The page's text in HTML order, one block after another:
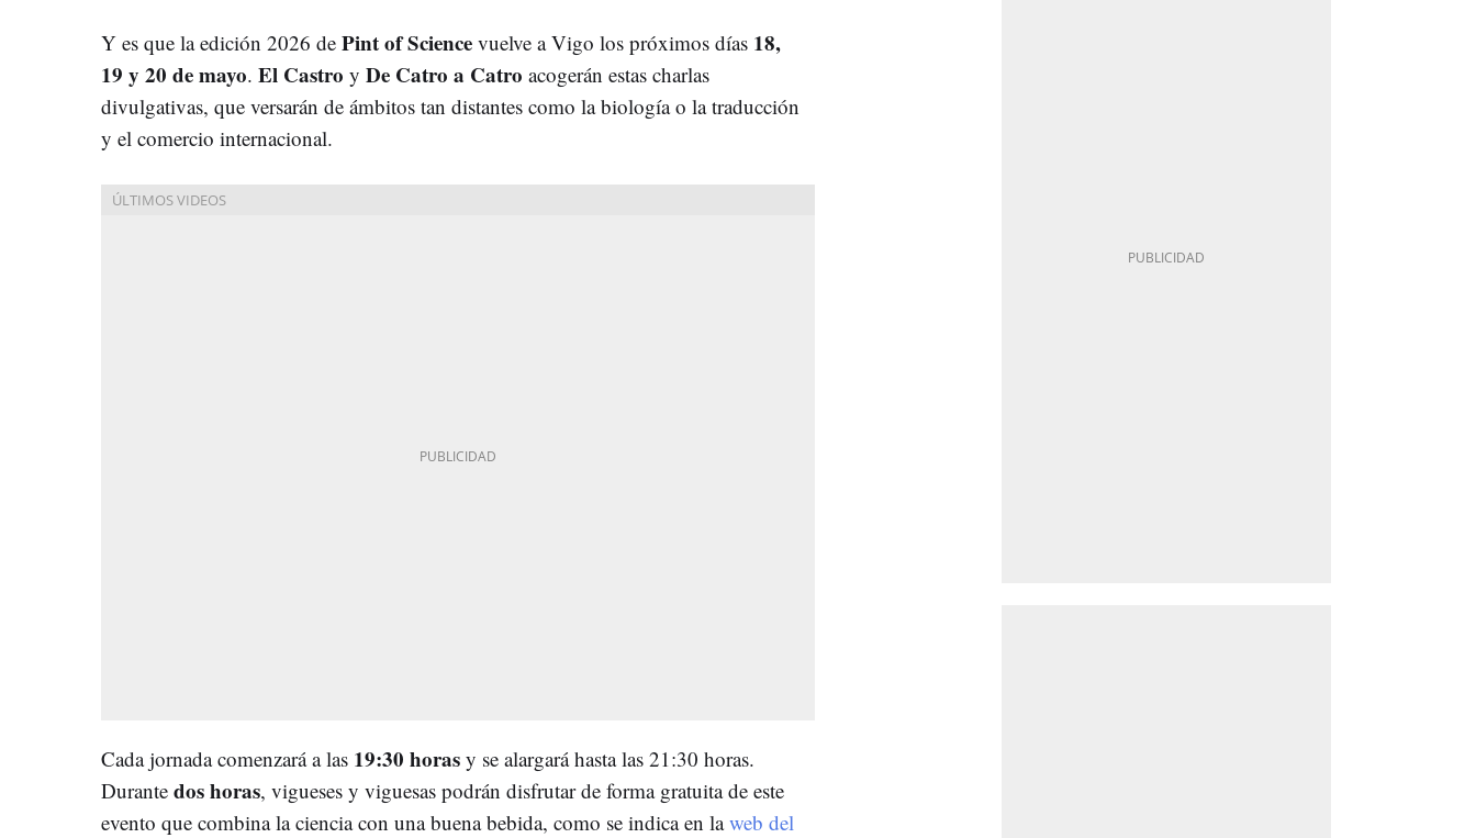
Y es que la edición 2026 de Pint of Science vuelve a Vigo los próximos días 18,
19 y 20 de mayo. El Castro y De Catro a Catro acogerán estas charlas
divulgativas, que versarán de ámbitos tan distantes como la biología o la traducción
y el comercio internacional.
Cada jornada comenzará a las 19:30 horas y se alargará hasta las 21:30 horas.
Durante dos horas, vigueses y viguesas podrán disfrutar de forma gratuita de este
evento que combina la ciencia con una buena bebida, como se indica en laweb del